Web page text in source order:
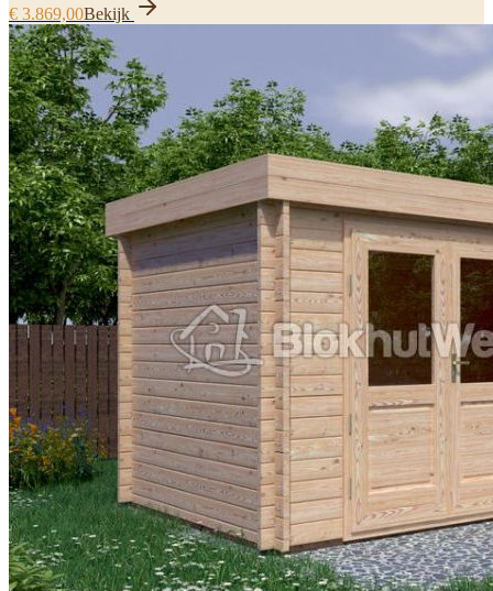
€ 3.869,00Bekijk